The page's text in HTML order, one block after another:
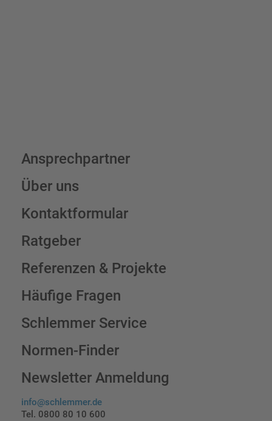
Ansprechpartner
Über uns
Kontaktformular
Ratgeber
Referenzen & Projekte
Häufige Fragen
Schlemmer Service
Normen-Finder
Newsletter Anmeldung
info@schlemmer.de
Tel. 0800 80 10 600